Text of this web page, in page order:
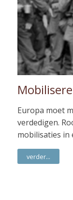
Europa moet
verdedigen.
mobilisaties in
verder...